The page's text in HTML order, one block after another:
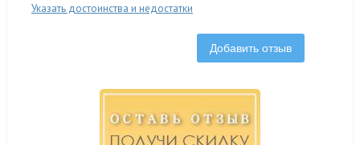
Указать достоинства и недостатки
Добавить отзыв